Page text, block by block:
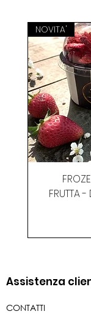
dolce,
come solo
Note
NOVITA'
FRUTTA -
Assistenza
CONTATTI